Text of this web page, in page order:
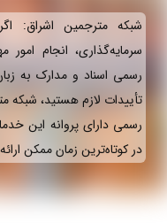
شبکه مترجمین اشراق:
سرمایه‌گذاری، انجام
رسمی اسناد و مدارک به
تأییدات لازم هستید، شبکه
رسمی دارای پروانه این
در کوتاه‌ترین زمان ممکن